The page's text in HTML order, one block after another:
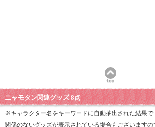
ニャモタン関連グッズ 8点
※キャラクター名をキーワードに自動抽出された結果で
関係のないグッズが表示されている場合もございますの